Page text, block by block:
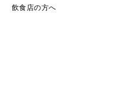
飲食店の方へ